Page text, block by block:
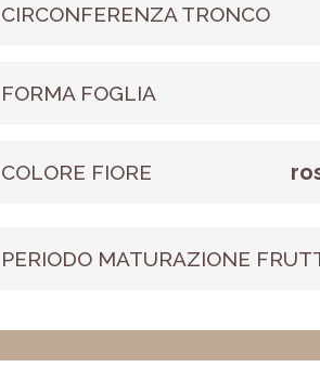
CIRCONFERENZA TRONCO
FORMA FOGLIA
COLORE FIORE
PERIODO MATURAZIONE